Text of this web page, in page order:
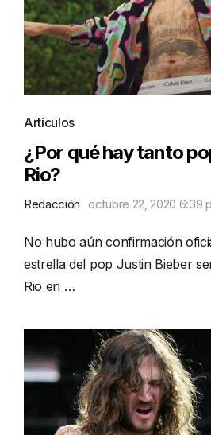
Artículos
¿Por qué hay tanto
Rio?
Redacción octubre 22, 2020 6:39
No hubo aún confirmación
estrella del pop Justin Bieber
Rio en …